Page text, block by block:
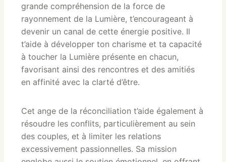
grande compréhension de la force de
rayonnement de la Lumière, t’encourageant à
devenir un canal de cette énergie positive. Il
t’aide à développer ton charisme et ta capacité
à toucher la Lumière présente en chacun,
favorisant ainsi des rencontres et des amitiés
en affinité avec la clarté d’être.
Cet ange de la réconciliation t’aide également à
résoudre les conflits, particulièrement au sein
des couples, et à limiter les relations
excessivement passionnelles. Sa mission